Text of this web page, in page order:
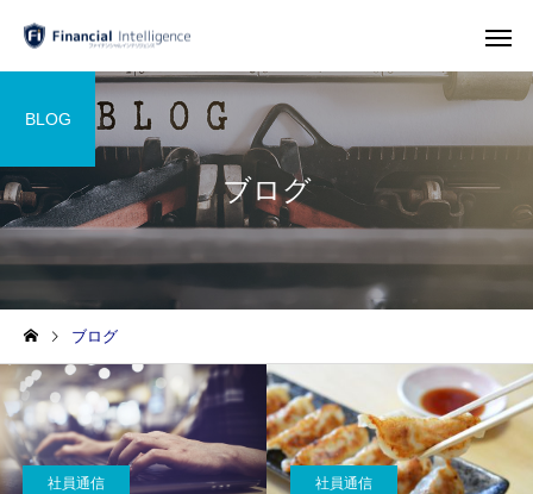
ブログ
BLOG
ブログ
社員通信 社員通信